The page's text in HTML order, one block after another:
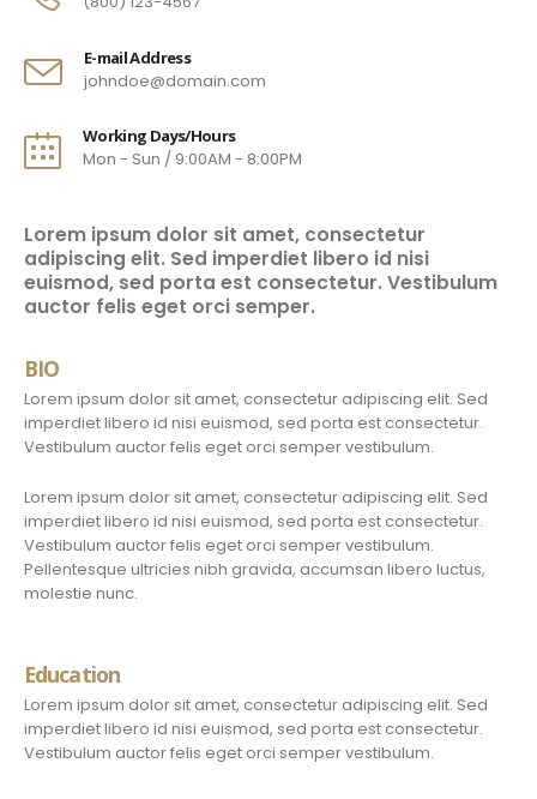
E-mail Address
johndoe@domain.com
Working Days/Hours
Mon - Sun / 9:00AM - 8:00PM
Lorem ipsum dolor sit amet, consectetur
adipiscing elit. Sed imperdiet libero id nisi
euismod, sed porta est consectetur. Vestibulum
auctor felis eget orci semper.
BIO
Lorem ipsum dolor sit amet, consectetur adipiscing elit. Sed
imperdiet libero id nisi euismod, sed porta est consectetur.
Vestibulum auctor felis eget orci semper vestibulum.
Lorem ipsum dolor sit amet, consectetur adipiscing elit. Sed
imperdiet libero id nisi euismod, sed porta est consectetur.
Vestibulum auctor felis eget orci semper vestibulum.
Pellentesque ultricies nibh gravida, accumsan libero luctus,
molestie nunc.
Education
Lorem ipsum dolor sit amet, consectetur adipiscing elit. Sed
imperdiet libero id nisi euismod, sed porta est consectetur.
Vestibulum auctor felis eget orci semper vestibulum.